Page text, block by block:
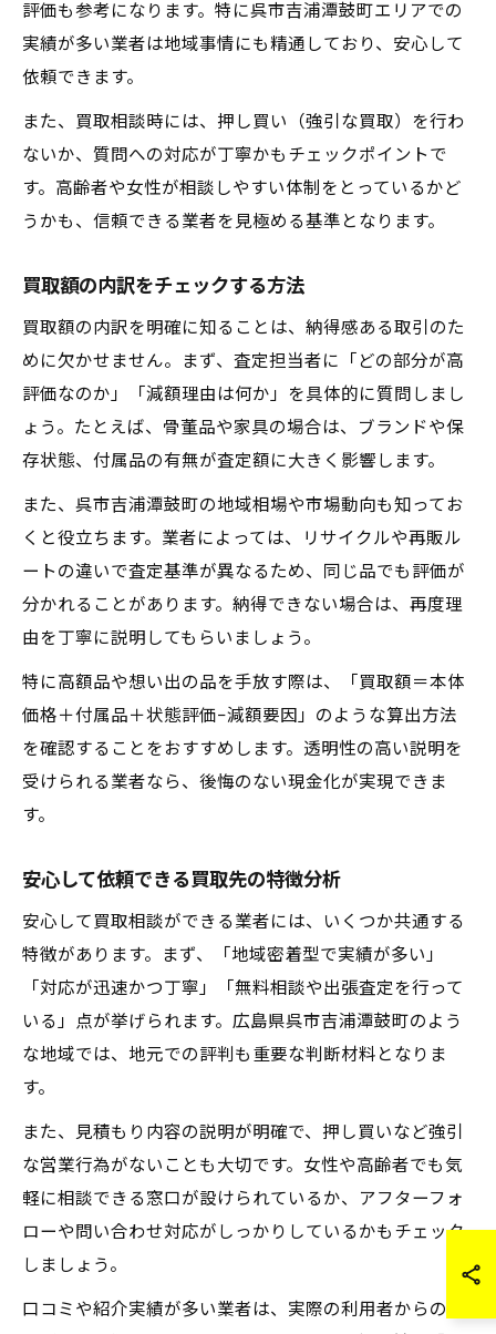
評価も参考になります。特に呉市吉浦潭鼓町エリアでの
実績が多い業者は地域事情にも精通しており、安心して
依頼できます。
また、買取相談時には、押し買い（強引な買取）を行わ
ないか、質問への対応が丁寧かもチェックポイントで
す。高齢者や女性が相談しやすい体制をとっているかど
うかも、信頼できる業者を見極める基準となります。
買取額の内訳をチェックする方法
買取額の内訳を明確に知ることは、納得感ある取引のた
めに欠かせません。まず、査定担当者に「どの部分が高
評価なのか」「減額理由は何か」を具体的に質問しまし
ょう。たとえば、骨董品や家具の場合は、ブランドや保
存状態、付属品の有無が査定額に大きく影響します。
また、呉市吉浦潭鼓町の地域相場や市場動向も知ってお
くと役立ちます。業者によっては、リサイクルや再販ル
ートの違いで査定基準が異なるため、同じ品でも評価が
分かれることがあります。納得できない場合は、再度理
由を丁寧に説明してもらいましょう。
特に高額品や想い出の品を手放す際は、「買取額＝本体
価格＋付属品＋状態評価−減額要因」のような算出方法
を確認することをおすすめします。透明性の高い説明を
受けられる業者なら、後悔のない現金化が実現できま
す。
安心して依頼できる買取先の特徴分析
安心して買取相談ができる業者には、いくつか共通する
特徴があります。まず、「地域密着型で実績が多い」
「対応が迅速かつ丁寧」「無料相談や出張査定を行って
いる」点が挙げられます。広島県呉市吉浦潭鼓町のよう
な地域では、地元での評判も重要な判断材料となりま
す。
また、見積もり内容の説明が明確で、押し買いなど強引
な営業行為がないことも大切です。女性や高齢者でも気
軽に相談できる窓口が設けられているか、アフターフォ
ローや問い合わせ対応がしっかりしているかもチェック
しましょう。
口コミや紹介実績が多い業者は、実際の利用者からの信